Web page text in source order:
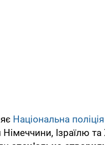
Національна
Ізраїлю та